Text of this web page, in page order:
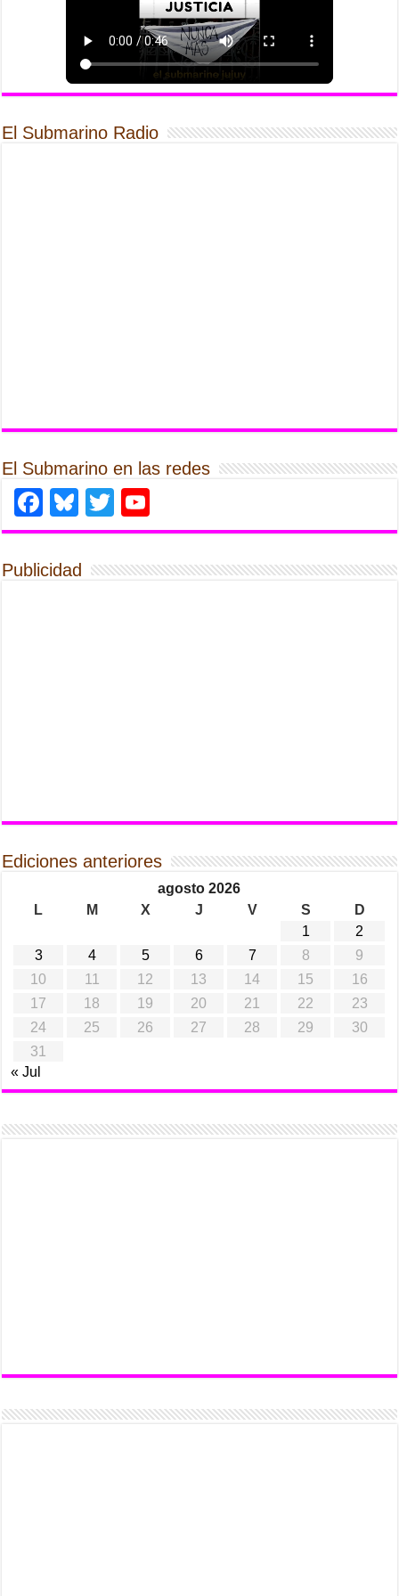
El Submarino Radio
El Submarino en las redes
Facebook
Bluesky
Twitter
Publicidad
Ediciones anteriores
agosto 2026
L
M X J V S
D
1
2
3
4 5 6 7 8
9
10
11 12 13 14 15
16
17
18 19 20 21 22
23
24
25 26 27 28 29
30
31
« Jul